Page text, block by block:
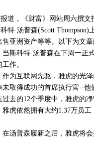
道，《财富》网站周六撰
特·汤普森(Scott
售亚洲资产等等。以下为文
当斯科特·汤普森在下周一正
工作。
作为互联网先驱，雅虎的光
未取得成功的首席执行官--
过去的12个季度中，雅虎的
雅虎依然拥有大约1.37万员
在汤普森履新之后，雅虎将